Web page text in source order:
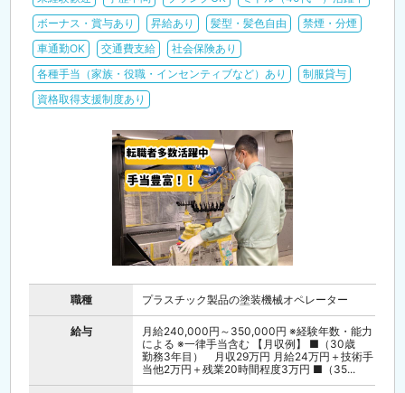
ボーナス・賞与あり
昇給あり 髪型・髪色自由
禁煙・分煙
車通勤OK
交通費支給
社会保険あり
各種手当（家族・役職・インセンティブなど）あり
制服貸与
資格取得支援制度あり
職種 プラスチック製品の塗装機械オペレーター
給与
月給240,000円～350,000円 ※経験年数・能力
による ※一律手当含む 【月収例】 ■（30歳
勤務3年目） 月収29万円 月給24万円＋技術手
当他2万円＋残業20時間程度3万円 ■（35...